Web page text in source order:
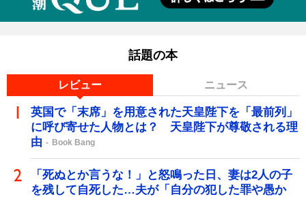
話題の本
レビュー ニュース
英国で「末席」を用意された天皇陛下を「最前列」
に呼び寄せた人物とは？ 天皇陛下が尊敬される理
由
Book Bang
「死ぬとか言うな！」と怒鳴った日、妻は2人の子
を残して自死した…夫が「自分の犯した罪や愚か